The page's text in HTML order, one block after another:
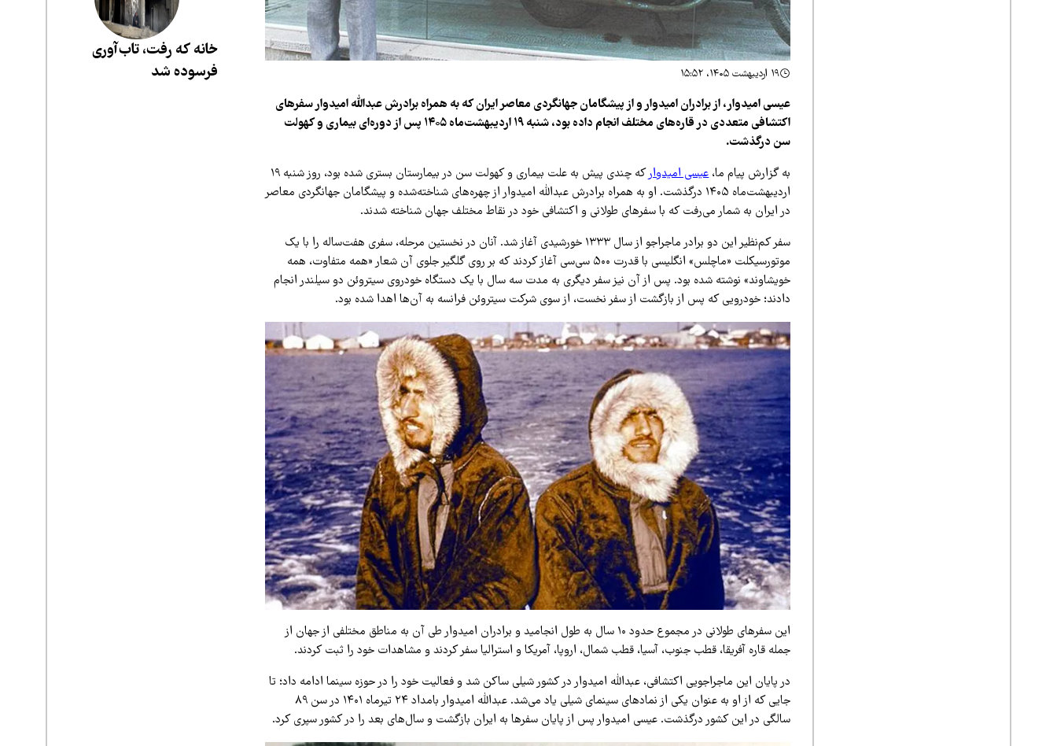
۱۹ اردیبهشت ۱۴۰۵، ۱۵:۵۲
عیسی امیدوار، از برادران امیدوار و از پیشگامان جهانگردی معاصر ایران که به همراه برادرش عبدالله امیدوار سفرهای
اکتشافی متعددی در قاره‌های مختلف انجام داده بود، شنبه ۱۹ اردیبهشت‌ماه ۱۴۰۵ پس از دوره‌ای بیماری و کهولت
سن درگذشت.
به گزارش پیام ما،عیسی امیدوار
که چندی پیش به علت بیماری و کهولت سن در بیمارستان بستری شده بود، روز شنبه ۱۹
اردیبهشت‌ماه ۱۴۰۵ درگذشت. او به همراه برادرش عبدالله امیدوار از چهره‌های شناخته‌شده و پیشگامان جهانگردی معاصر
در ایران به شمار می‌رفت که با سفرهای طولانی و اکتشافی خود در نقاط مختلف جهان شناخته شدند.
سفر کم‌نظیر این دو برادر ماجراجو از سال ۱۳۳۳ خورشیدی آغاز شد. آنان در نخستین مرحله، سفری هفت‌ساله را با یک
موتورسیکلت «ماچلس» انگلیسی با قدرت ۵۰۰ سی‌سی آغاز کردند که بر روی گلگیر جلوی آن شعار «همه متفاوت، همه
خویشاوند» نوشته شده بود. پس از آن نیز سفر دیگری به مدت سه سال با یک دستگاه خودروی سیتروئن دو سیلندر انجام
دادند؛ خودرویی که پس از بازگشت از سفر نخست، از سوی شرکت سیتروئن فرانسه به آن‌ها اهدا شده بود.
این سفرهای طولانی در مجموع حدود ۱۰ سال به طول انجامید و برادران امیدوار طی آن به مناطق مختلفی از جهان از
جمله قاره آفریقا، قطب جنوب، آسیا، قطب شمال، اروپا، آمریکا و استرالیا سفر کردند و مشاهدات خود را ثبت کردند.
در پایان این ماجراجویی اکتشافی، عبدالله امیدوار در کشور شیلی ساکن شد و فعالیت خود را در حوزه سینما ادامه داد؛ تا
جایی که از او به عنوان یکی از نمادهای سینمای شیلی یاد می‌شد. عبدالله امیدوار بامداد ۲۴ تیرماه ۱۴۰۱ در سن ۸۹
سالگی در این کشور درگذشت. عیسی امیدوار پس از پایان سفرها به ایران بازگشت و سال‌های بعد را در کشور سپری کرد.
خانه که رفت، تاب‌آوری
فرسوده شد